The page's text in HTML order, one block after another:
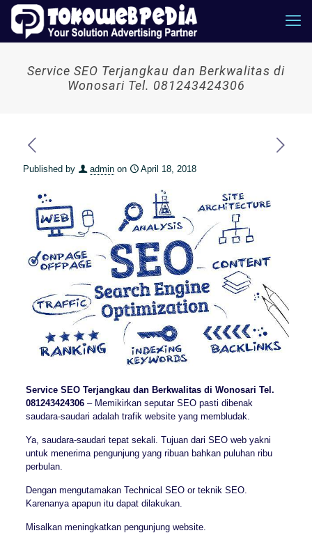
Service SEO Terjangkau dan Berkwalitas di
Wonosari Tel. 081243424306
Published by admin on April 18, 2018
Service SEO Terjangkau dan Berkwalitas di Wonosari Tel.
081243424306– Memikirkan seputar SEO pasti dibenak
saudara-saudari adalah trafik website yang membludak.
Ya, saudara-saudari tepat sekali. Tujuan dari SEO web yakni
untuk menerima pengunjung yang ribuan bahkan puluhan ribu
perbulan.
Dengan mengutamakan Technical SEO or teknik SEO.
Karenanya apapun itu dapat dilakukan.
Misalkan meningkatkan pengunjung website.